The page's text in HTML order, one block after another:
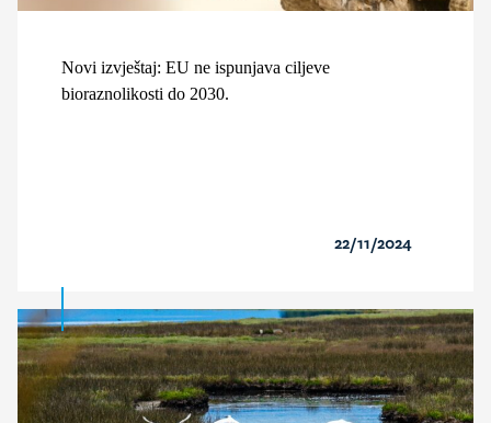
Novi izvještaj: EU ne ispunjava ciljeve
bioraznolikosti do 2030.
22/11/2024